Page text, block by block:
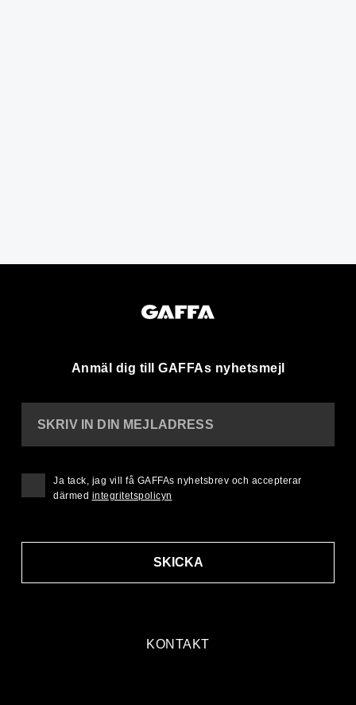
Anmäl dig till GAFFAs nyhetsmejl
KONTAKT
SKRIV IN DIN MEJLADRESS
SKICKA
Ja tack, jag vill få GAFFAs nyhetsbrev och accepterar
därmed integritetspolicyn